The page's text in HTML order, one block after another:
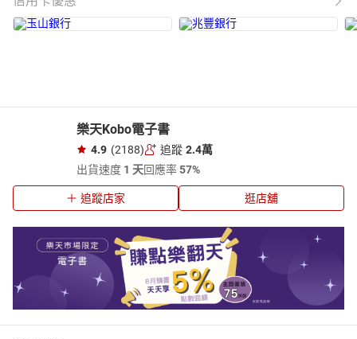
樂天Kobo電子書
4.9 (2188) 追蹤 2.4萬
出貨速度 1 天回應率57%
追蹤店家 逛店舖